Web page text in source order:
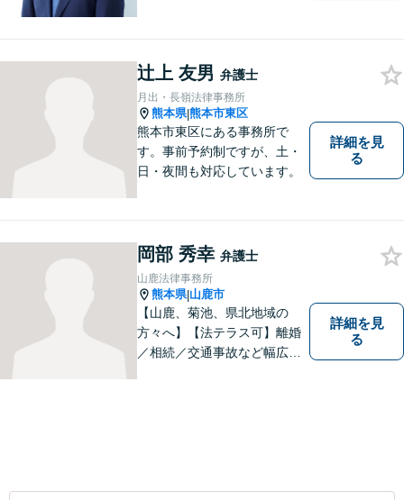
い！
辻上 友男 弁護士
月出・長嶺法律事務所
熊本県|熊本市東区
熊本市東区にある事務所で
す。事前予約制ですが、土・
日・夜間も対応しています。
詳細を見
る
岡部 秀幸 弁護士
山鹿法律事務所
熊本県|山鹿市
【山鹿、菊池、県北地域の
方々へ】【法テラス可】離婚
／相続／交通事故など幅広く
詳細を見
る